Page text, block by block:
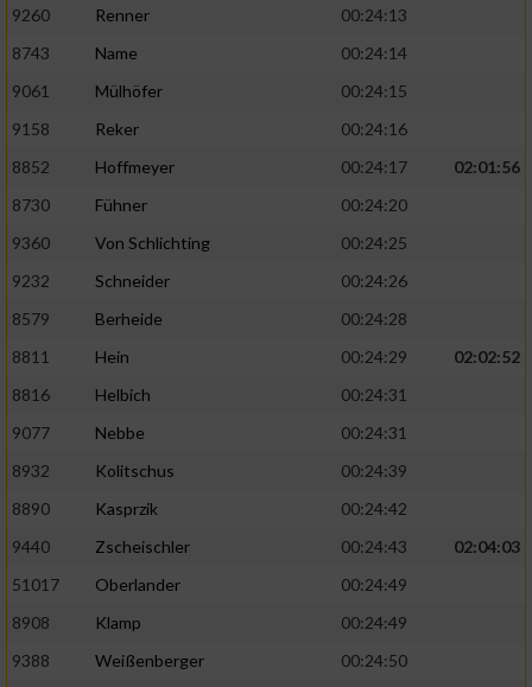
9260
Renner
00:24:13
8743
Name
00:24:14
9061
Mülhöfer
00:24:15
9158
Reker
00:24:16
8852
Hoffmeyer 00:24:17
02:01:56
8730
Fühner
00:24:20
9360
Von Schlichting
00:24:25
9232
Schneider
00:24:26
8579
Berheide
00:24:28
8811
Hein 00:24:29
02:02:52
8816
Helbich
00:24:31
9077
Nebbe
00:24:31
8932
Kolitschus
00:24:39
8890
Kasprzik
00:24:42
9440
Zscheischler 00:24:43
02:04:03
51017
Oberlander
00:24:49
8908
Klamp
00:24:49
9388
Weißenberger
00:24:50